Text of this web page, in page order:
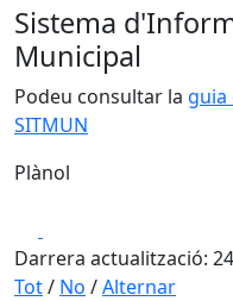
Sistema
Municipal
Podeu consultar la guia
SITMUN
Plànol
+
−
Darrera actualització:
Tot/ No /Alternar